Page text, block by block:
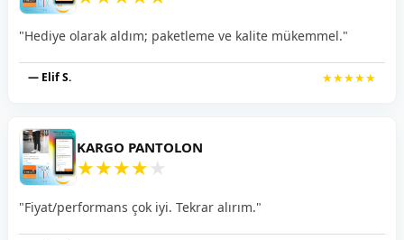
"Hediye olarak aldım; paketleme ve kalite mükemmel."
— Elif S. ★★★★★
KARGO PANTOLON
★★★★ ★
"Fiyat/performans çok iyi. Tekrar alırım."